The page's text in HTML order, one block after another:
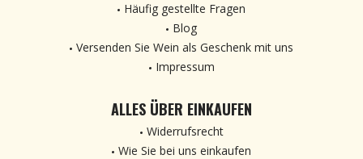
Häufig gestellte Fragen
Blog
Versenden Sie Wein als Geschenk mit uns
Impressum
ALLES ÜBER EINKAUFEN
Widerrufsrecht
Wie Sie bei uns einkaufen